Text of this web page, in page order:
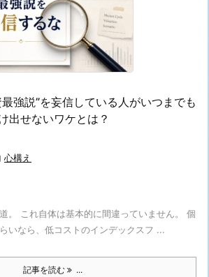
強説”を妄信している人がいつまでも
出せないワケとは？
心構え
。 これ自体は基本的に間違っていません。 個
いなら、低コストのインデックスフ ...
記事を読む ...